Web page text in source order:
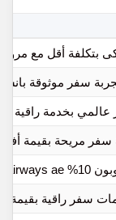
سفر موثوقة
عالمي بخدمة راقية